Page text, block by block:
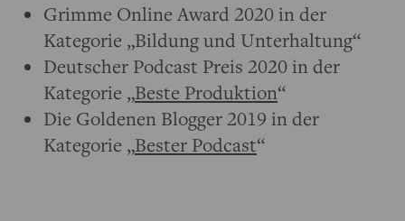
Grimme Online Award 2020 in der
Kategorie „Bildung und Unterhaltung“
Deutscher Podcast Preis 2020 in der
Kategorie „Beste Produktion“
Die Goldenen Blogger 2019 in der
Kategorie „Bester Podcast“